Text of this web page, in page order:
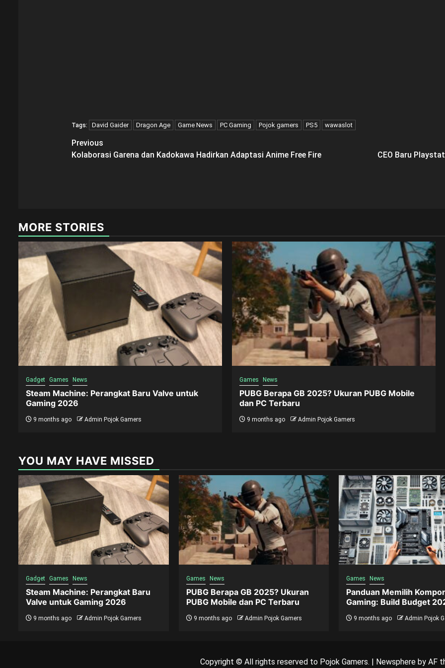
Tags: David Gaider Dragon Age Game News PC Gaming Pojok gamers PS5 wawaslot
Post
navigation
Previous
Kolaborasi Garena dan Kadokawa Hadirkan Adaptasi Anime Free Fire
CEO Baru
MORE STORIES
Gadget Games News
Steam Machine: Perangkat Baru Valve untuk
Gaming 2026
9 months ago Admin Pojok Gamers
Games News
PUBG Berapa GB 2025? Ukuran PUBG Mobile
dan PC Terbaru
9 months ago Admin Pojok Gamers
YOU MAY HAVE MISSED
Gadget Games News
Steam Machine: Perangkat Baru
Valve untuk Gaming 2026
9 months ago Admin Pojok Gamers
Games News
PUBG Berapa GB 2025? Ukuran
PUBG Mobile dan PC Terbaru
9 months ago Admin Pojok Gamers
Games News
Panduan Memilih
Gaming: Build Budget
9 months ago Admin Pojok
Copyright © All rights reserved to Pojok Gamers. | Newsphereby AF